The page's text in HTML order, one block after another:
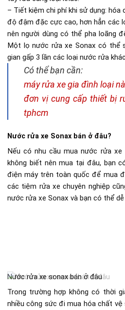
– Tiết kiệm chi phí khi sử dụng: hóa
độ đậm đặc cực cao, hơn hẳn các
nên người dùng có thể pha loãng
Một lọ nước rửa xe Sonax có thể
gian gấp 3 lần các loại nước rửa
Có thể bạn cần:
máy rửa xe gia đình loại
đơn vị cung cấp thiết bị
tphcm
Nước rửa xe Sonax bán ở đâu?
Nếu có nhu cầu mua nước rửa xe
không biết nên mua tại đâu, bạn
điện máy trên toàn quốc để mua
các tiệm rửa xe chuyên nghiệp
nước rửa xe Sonax và bạn có thể
Nước rửa xe sonax bán ở đâu
Trong trường hợp không có thời
nhiều công sức đi mua hóa chất